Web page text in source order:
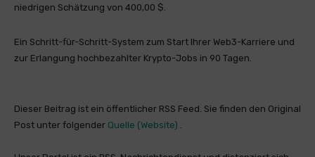
niedrigen Schätzung von 400,00 $.
Ein Schritt-für-Schritt-System zum Start Ihrer Web3-Karriere und
zur Erlangung hochbezahlter Krypto-Jobs in 90 Tagen.
Dieser Beitrag ist ein öffentlicher RSS Feed. Sie finden den Original
Post unter folgender Quelle (Website) .